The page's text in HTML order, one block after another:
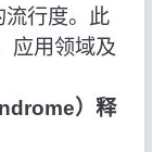
流行度。此
应用领域及
）释